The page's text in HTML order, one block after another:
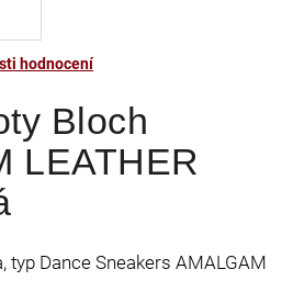
hodnocení
Bloch
LEATHER
typ Dance Sneakers AMALGAM